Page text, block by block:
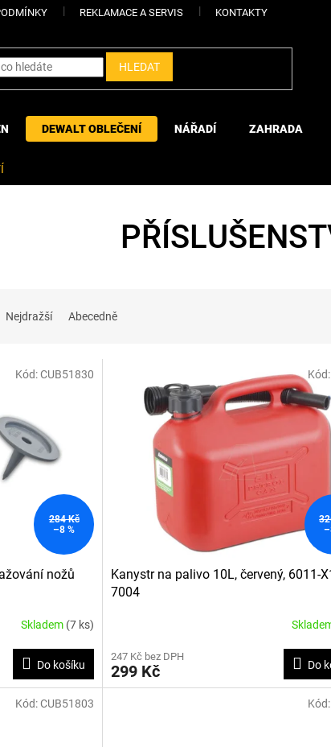
REKLAMACE A SERVIS KONTAKTY
HLEDAT
DEWALT OBLEČENÍ NÁŘADÍ ZAHRADA
Nejdražší Abecedně
284 Kč
–8 %
nožů
Skladem (7 ks)
Do košíku
Kód:CUB51830
Kanystr na palivo 10L, červený, 6011-
7004
247 Kč bez DPH
299 Kč Do
Kód:
Kód:CUB51803 Kód: